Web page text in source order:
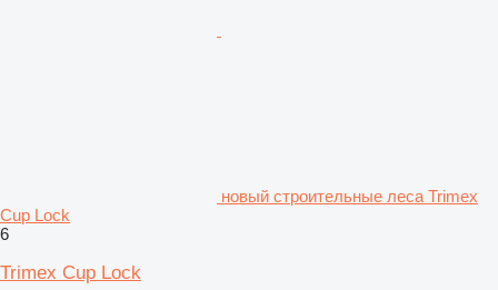
новый строительные леса Trimex
Cup Lock
6
Trimex Cup Lock